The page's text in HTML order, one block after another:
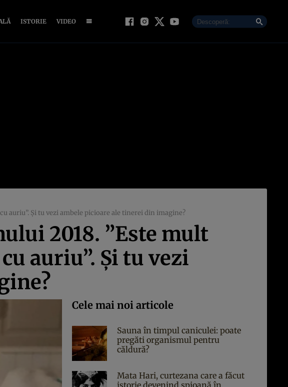
ISTORIE VIDEO
auriu”. Şi tu vezi ambele picioare ale tinerei din imagine?
2018. ”Este mult
auriu”. Şi tu vezi
Cele mai noi articole
Sauna în timpul caniculei: poate
pregăti organismul pentru
căldură?
Mata Hari, curtezana care a făcut
istorie devenind spioană în